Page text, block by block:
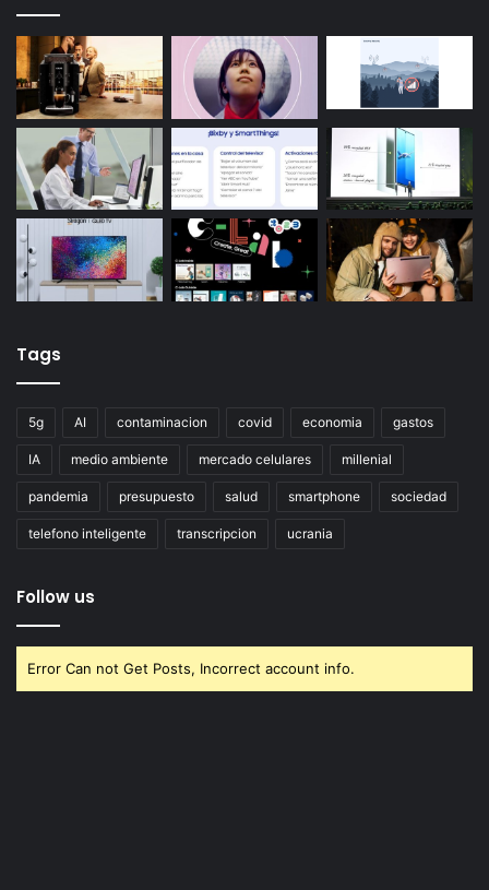
Tags
5g AI contaminacion covid economia gastos
IA medio ambiente mercado celulares millenial
pandemia presupuesto salud smartphone sociedad
telefono inteligente transcripcion ucrania
Follow us
Error Can not Get Posts, Incorrect account info.